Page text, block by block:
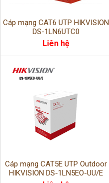
Cáp mạng CAT6 UTP HIKVISION
DS-1LN6UTC0
Liên hệ
Cáp mạng CAT5E UTP Outdoor
HIKVISION DS-1LN5EO-UU/E